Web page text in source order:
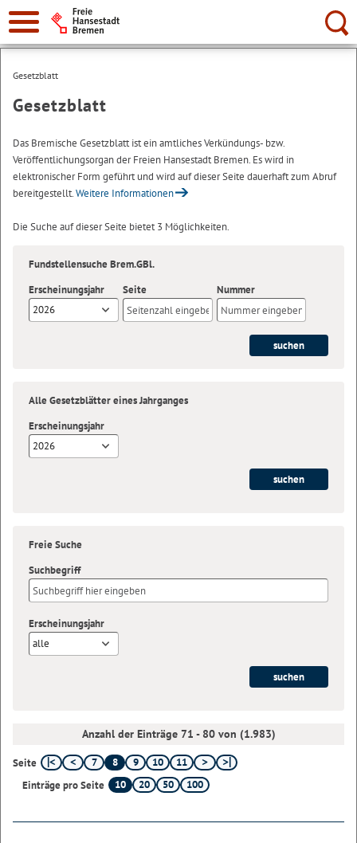
Suche:
Gesetzblatt
Gesetzblatt
Das Bremische Gesetzblatt ist ein amtliches Verkündungs- bzw.
Veröffentlichungsorgan der Freien Hansestadt Bremen. Es wird in
elektronischer Form geführt und wird auf dieser Seite dauerhaft zum Abruf
bereitgestellt.Weitere Informationen
Die Suche auf dieser Seite bietet 3 Möglichkeiten.
Fundstellensuche Brem.GBl.
Erscheinungsjahr
2026
Seite Nummer
Alle Gesetzblätter eines Jahrganges
Erscheinungsjahr
2026
Freie Suche
Suchbegriff
Erscheinungsjahr
alle
Anzahl der Einträge 71 - 80 von (1.983)
Seite 7 8 9 10
11
Einträge pro Seite
10 20 50 100